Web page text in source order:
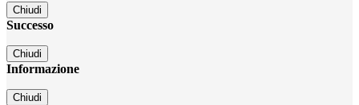
Chiudi
Successo
Chiudi
Informazione
Chiudi